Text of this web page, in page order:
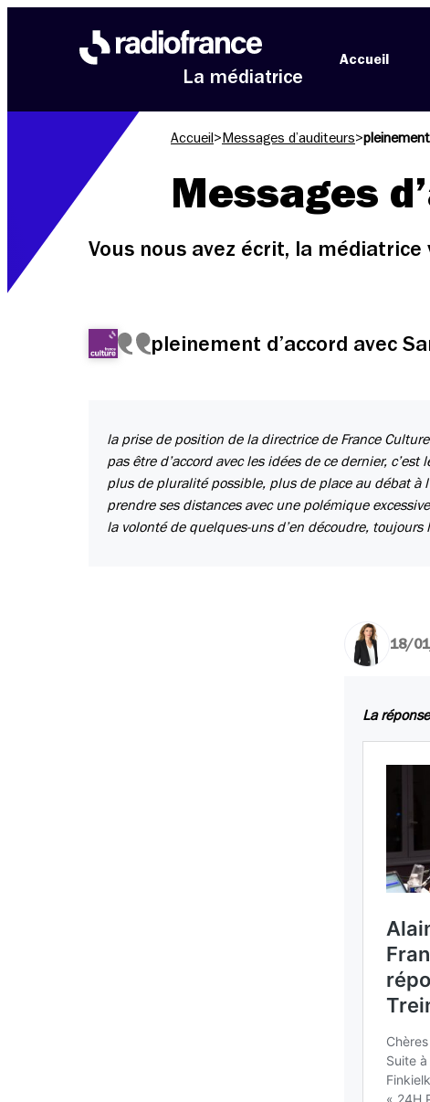
La médiatrice
Accueil
Accueil > Messages d’auditeurs>
Messages
Vous nous avez écrit, la médiatrice
pleinement d’accord avec
la prise de position de la directrice de France
pas être d’accord avec les idées de ce dernier, c’est
plus de pluralité possible, plus de place au débat à
prendre ses distances avec une polémique
la volonté de quelques-uns d’en découdre, toujours
18/
La